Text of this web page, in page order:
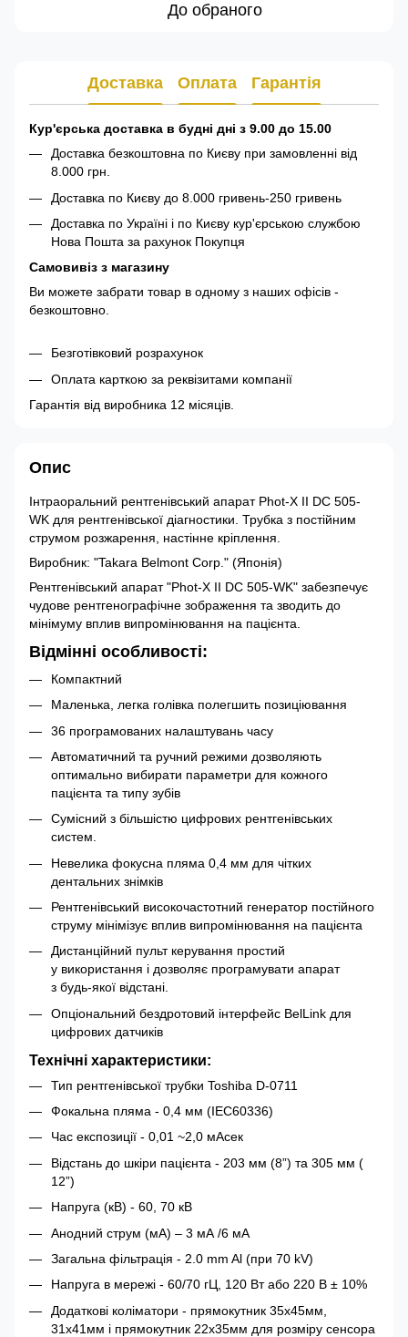
До обраного
Доставка Оплата Гарантія
Кур'єрська доставка в будні дні з 9.00 до 15.00
Доставка безкоштовна по Києву при замовленні від
8.000 грн.
Доставка по Києву до 8.000 гривень-250 гривень
Доставка по Україні і по Києву кур'єрською службою
Нова Пошта за рахунок Покупця
Самовивіз з магазину
Ви можете забрати товар в одному з наших офісів -
безкоштовно.
Безготівковий розрахунок
Оплата карткою за реквізитами компанії
Гарантія від виробника 12 місяців.
Опис
Інтраоральний рентгенівський апарат Phot-X II DC 505-
WK для рентгенівської діагностики. Трубка з постійним
струмом розжарення, настінне кріплення.
Виробник: "Takara Belmont Corp." (Японія)
Рентгенівський апарат "Phot-X II DC 505-WK" забезпечує
чудове рентгенографічне зображення та зводить до
мінімуму вплив випромінювання на пацієнта.
Відмінні особливості:
Компактний
Маленька, легка голівка полегшить позиціювання
36 програмованих налаштувань часу
Автоматичний та ручний режими дозволяють
оптимально вибирати параметри для кожного
пацієнта та типу зубів
Сумісний з більшістю цифрових рентгенівських
систем.
Невелика фокусна пляма 0,4 мм для чітких
дентальних знімків
Рентгенівський високочастотний генератор постійного
струму мінімізує вплив випромінювання на пацієнта
Дистанційний пульт керування простий
у використання і дозволяє програмувати апарат
з будь-якої відстані.
Опціональний бездротовий інтерфейс BelLink для
цифрових датчиків
Технічні характеристики:
Тип рентгенівської трубки Toshiba D-0711
Фокальна пляма - 0,4 мм (IEC60336)
Час експозиції - 0,01 ~2,0 мАсек
Відстань до шкіри пацієнта - 203 мм (8”) та 305 мм (
12”)
Напруга (кВ) - 60, 70 кВ
Анодний струм (мА) – 3 мА /6 мА
Загальна фільтрація - 2.0 mm Al (при 70 kV)
Напруга в мережі - 60/70 гЦ, 120 Вт або 220 В ± 10%
Додаткові коліматори - прямокутник 35х45мм,
31х41мм і прямокутник 22х35мм для розміру сенсора